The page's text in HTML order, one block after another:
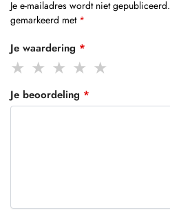
Je e-mailadres wordt niet gepubliceerd.
gemarkeerd met *
Je waardering *
Je beoordeling *